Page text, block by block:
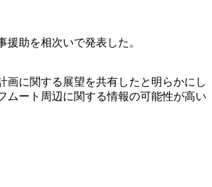
助を相次いで発表した。
画に関する展望を共有したと明らかにし
ムート周辺に関する情報の可能性が高い